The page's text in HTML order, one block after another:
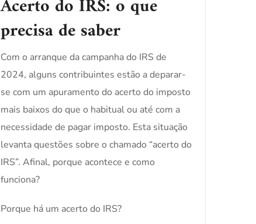
Acerto do IRS: o que
precisa de saber
Com o arranque da campanha do IRS de
2024, alguns contribuintes estão a deparar-
se com um apuramento do acerto do imposto
mais baixos do que o habitual ou até com a
necessidade de pagar imposto. Esta situação
levanta questões sobre o chamado “acerto do
IRS”. Afinal, porque acontece e como
funciona?
Porque há um acerto do IRS?